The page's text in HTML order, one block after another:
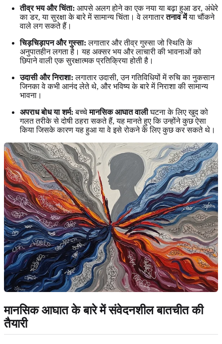
तीव्र भय और चिंता: आपसे अलग होने का एक नया या बढ़ा हुआ डर, अंधेरे
का डर, या सुरक्षा के बारे में सामान्य चिंता। वे लगातारतनाव मेंया चौंकने
वाले लग सकते हैं।
चिड़चिड़ापन और गुस्सा: लगातार और तीव्र गुस्सा जो स्थिति के
अनुपातहीन लगता है। यह अक्सर भय और लाचारी की भावनाओं को
छिपाने वाली एक सुरक्षात्मक प्रतिक्रिया होती है।
उदासी और निराशा: लगातार उदासी, उन गतिविधियों में रुचि का नुकसान
जिनका वे कभी आनंद लेते थे, और भविष्य के बारे में निराशा की सामान्य
भावना।
अपराध बोध या शर्म: बच्चेमानसिक आघात वालीघटना के लिए खुद को
गलत तरीके से दोषी ठहरा सकते हैं, यह मानते हुए कि उन्होंने कुछ ऐसा
किया जिसके कारण यह हुआ या वे इसे रोकने के लिए कुछ कर सकते थे।
मानसिक आघात के बारे में संवेदनशील बातचीत की
तैयारी